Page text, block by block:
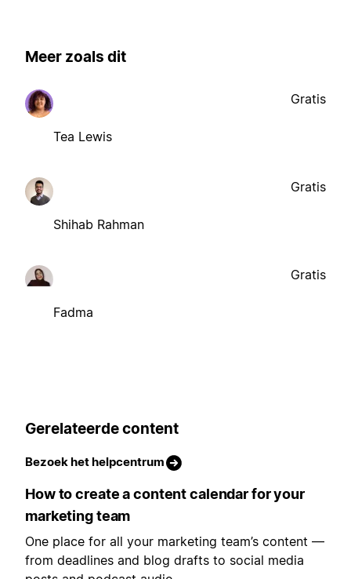
Meer zoals dit
Tea Lewis
Gratis
Shihab Rahman
Gratis
Fadma
Gratis
Gerelateerde content
Bezoek het helpcentrum
How to create a content calendar for your
marketing team
One place for all your marketing team’s content —
from deadlines and blog drafts to social media